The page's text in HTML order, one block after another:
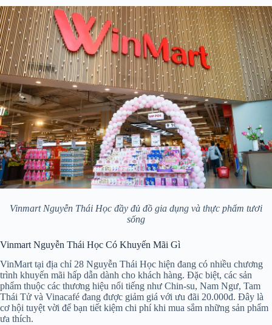
Vinmart Nguyễn Thái Học đầy đủ đồ gia dụng và thực phẩm tươi
sống
Vinmart Nguyễn Thái Học Có Khuyến Mãi Gì
VinMart tại địa chỉ 28 Nguyễn Thái Học hiện đang có nhiều chương
trình khuyến mãi hấp dẫn dành cho khách hàng. Đặc biệt, các sản
phẩm thuộc các thương hiệu nổi tiếng như Chin-su, Nam Ngư, Tam
Thái Tử và Vinacafé đang được giảm giá với ưu đãi 20.000đ. Đây là
cơ hội tuyệt vời để bạn tiết kiệm chi phí khi mua sắm những sản phẩm
ưa thích.